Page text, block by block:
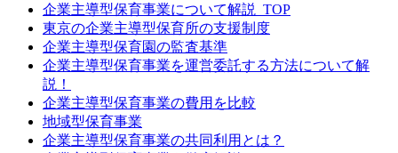
企業主導型保育事業について解説_TOP
東京の企業主導型保育所の支援制度
企業主導型保育園の監査基準
企業主導型保育事業を運営委託する方法について解
説！
企業主導型保育事業の費用を比較
地域型保育事業
企業主導型保育事業の共同利用とは？